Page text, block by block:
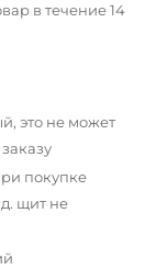
в течение 14
это не может
покупке
щит не